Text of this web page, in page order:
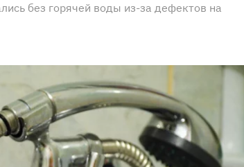
без горячей воды из-за дефектов на